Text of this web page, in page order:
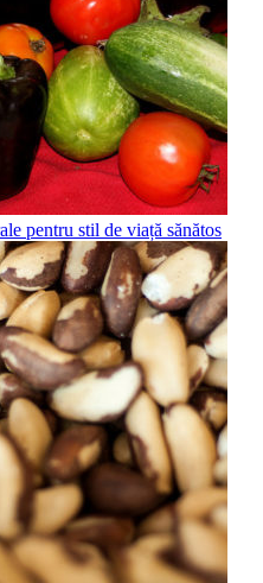
pentru stil de viață sănătos